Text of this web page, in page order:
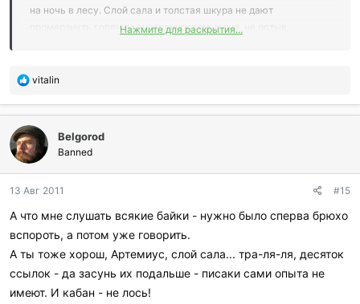
на ночь в лесу. Слой сала и толстая шкура не дают
промерзнуть горячим внутренностям, и они, не остыв,
его транспортировку на базу или к дому до утра, то
Этого будет достаточно для него, а вороны и прочие сороки по
ночам не летают.
http://priroda-
1-1-0-18
Нажмите для раскрытия...
П
б
л
а
г
о
а
и
л
и
vitalin
Belgorod
Banned
13 Авг 2011 #15
А что мне слушать всякие байки - нужно было сперва брюхо
вспороть, а потом уже говорить.
А ты тоже хорош, Артемиус, слой сала... тра-ля-ля, десяток
ссылок - да засунь их подальше - писаки сами опыта не
имеют. И кабан - не лось!